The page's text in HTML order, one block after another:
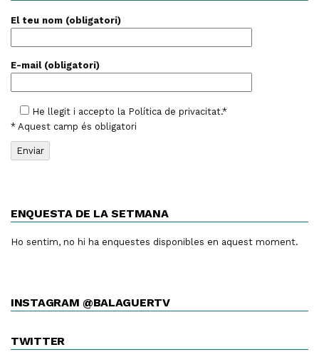
El teu nom (obligatori)
E-mail (obligatori)
He llegit i accepto la Política de privacitat.*
* Aquest camp és obligatori
ENQUESTA DE LA SETMANA
Ho sentim, no hi ha enquestes disponibles en aquest moment.
INSTAGRAM @BALAGUERTV
TWITTER